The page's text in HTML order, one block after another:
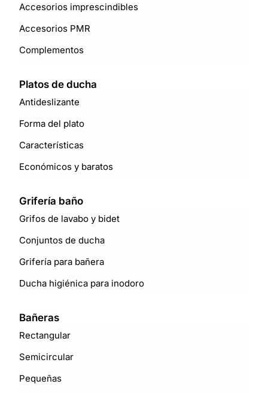
Accesorios imprescindibles
Accesorios PMR
Complementos
Platos de ducha
Antideslizante
Forma del plato
Características
Económicos y baratos
Grifería baño
Grifos de lavabo y bidet
Conjuntos de ducha
Grifería para bañera
Ducha higiénica para inodoro
Bañeras
Rectangular
Semicircular
Pequeñas